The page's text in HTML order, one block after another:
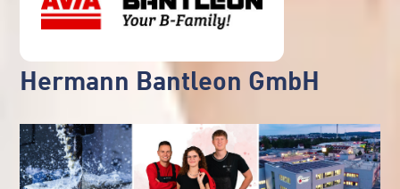
Hermann Bantleon GmbH